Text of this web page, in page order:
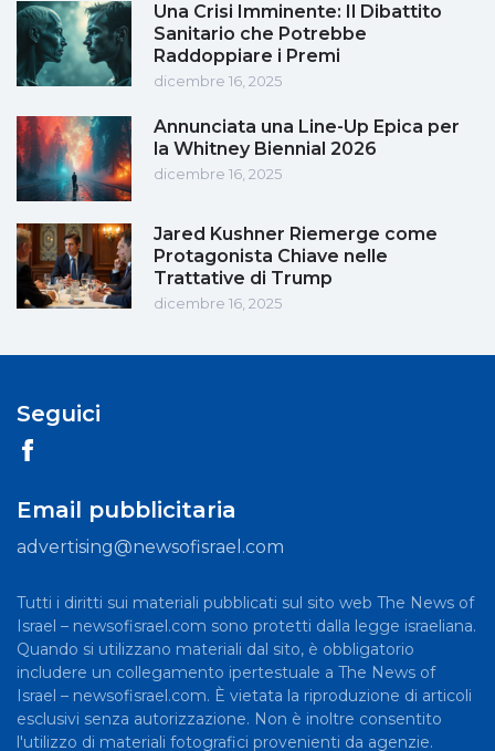
Una Crisi Imminente: Il Dibattito
Sanitario che Potrebbe
Raddoppiare i Premi
dicembre 16, 2025
Annunciata una Line-Up Epica per
la Whitney Biennial 2026
dicembre 16, 2025
Jared Kushner Riemerge come
Protagonista Chiave nelle
Trattative di Trump
dicembre 16, 2025
Seguici
Email pubblicitaria
advertising@newsofisrael.com
Tutti i diritti sui materiali pubblicati sul sito web The News of
Israel – newsofisrael.com sono protetti dalla legge israeliana.
Quando si utilizzano materiali dal sito, è obbligatorio
includere un collegamento ipertestuale a The News of
Israel – newsofisrael.com. È vietata la riproduzione di articoli
esclusivi senza autorizzazione. Non è inoltre consentito
l'utilizzo di materiali fotografici provenienti da agenzie.